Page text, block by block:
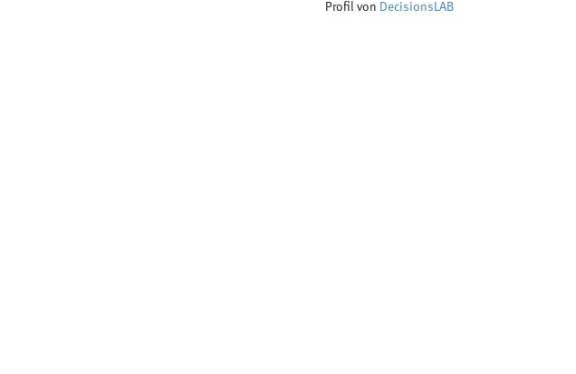
Profil von DecisionsLAB